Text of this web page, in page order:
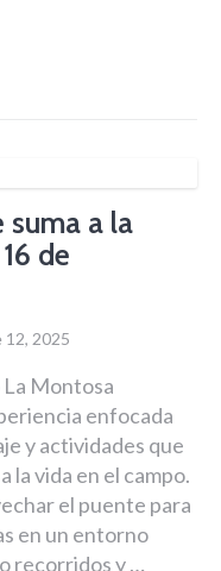
suma a la
de
12, 2025
Montosa
enfocada
y actividades que
la vida en el campo.
el puente para
en un entorno
recorridos y …